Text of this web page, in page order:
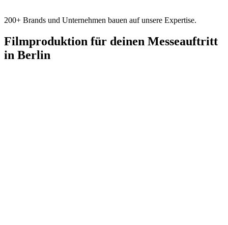
200+ Brands und Unternehmen bauen auf unsere Expertise.
Filmproduktion für deinen Messeauftritt
in Berlin